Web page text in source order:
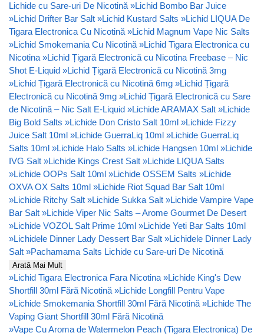
Lichide cu Sare-uri De Nicotină »Lichid Bombo Bar Juice
»Lichid Drifter Bar Salt »Lichid Kustard Salts »Lichid LIQUA De
Tigara Electronica Cu Nicotină »Lichid Magnum Vape Nic Salts
»Lichid Smokemania Cu Nicotină »Lichid Tigara Electronica cu
Nicotina »Lichid Țigară Electronică cu Nicotina Freebase – Nic
Shot E-Liquid »Lichid Țigară Electronică cu Nicotină 3mg
»Lichid Țigară Electronică cu Nicotină 6mg »Lichid Țigară
Electronică cu Nicotină 9mg »Lichid Țigară Electronică cu Sare
de Nicotină – Nic Salt E-Liquid »Lichide ARAMAX Salt »Lichide
Big Bold Salts »Lichide Don Cristo Salt 10ml »Lichide Fizzy
Juice Salt 10ml »Lichide GuerraLiq 10ml »Lichide GuerraLiq
Salts 10ml »Lichide Halo Salts »Lichide Hangsen 10ml »Lichide
IVG Salt »Lichide Kings Crest Salt »Lichide LIQUA Salts
»Lichide OOPs Salt 10ml »Lichide OSSEM Salts »Lichide
OXVA OX Salts 10ml »Lichide Riot Squad Bar Salt 10ml
»Lichide Ritchy Salt »Lichide Sukka Salt »Lichide Vampire Vape
Bar Salt »Lichide Viper Nic Salts – Arome Gourmet De Desert
»Lichide VOZOL Salt Prime 10ml »Lichide Yeti Bar Salts 10ml
»Lichidele Dinner Lady Dessert Bar Salt »Lichidele Dinner Lady
Salt »Pachamama Salts Lichide cu Sare-uri De Nicotină
Arată Mai Mult
»Lichid Tigara Electronica Fara Nicotina »Lichide King's Dew
Shortfill 30ml Fără Nicotină »Lichide Longfill Pentru Vape
»Lichide Smokemania Shortfill 30ml Fără Nicotină »Lichide The
Vaping Giant Shortfill 30ml Fără Nicotină
»Vape Cu Aroma de Watermelon Peach (Tigara Electronica) De